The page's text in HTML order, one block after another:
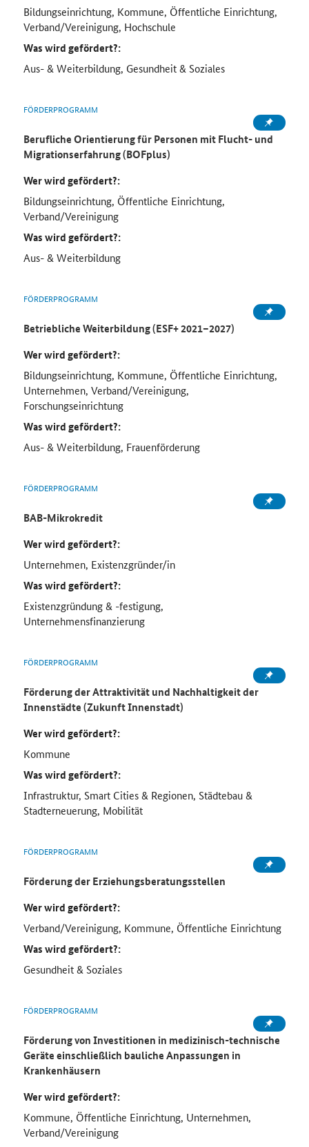
Bildungseinrichtung, Kommune, Öffentliche Einrichtung,
Verband/Vereinigung, Hochschule
Was wird gefördert?:
Aus- & Weiterbildung, Gesundheit & Soziales
FÖRDERPROGRAMM
Berufliche Orientierung für Personen mit Flucht- und
Migrationserfahrung (BOFplus)
Wer wird gefördert?:
Bildungseinrichtung, Öffentliche Einrichtung,
Verband/Vereinigung
Was wird gefördert?:
Aus- & Weiterbildung
FÖRDERPROGRAMM
Betriebliche Weiterbildung (ESF+ 2021–2027)
Wer wird gefördert?:
Bildungseinrichtung, Kommune, Öffentliche Einrichtung,
Unternehmen, Verband/Vereinigung,
Forschungseinrichtung
Was wird gefördert?:
Aus- & Weiterbildung, Frauenförderung
FÖRDERPROGRAMM
BAB-Mikrokredit
Wer wird gefördert?:
Unternehmen, Existenzgründer/in
Was wird gefördert?:
Existenzgründung & -festigung,
Unternehmensfinanzierung
FÖRDERPROGRAMM
Förderung der Attraktivität und Nachhaltigkeit der
Innenstädte (Zukunft Innenstadt)
Wer wird gefördert?:
Kommune
Was wird gefördert?:
Infrastruktur, Smart Cities & Regionen, Städtebau &
Stadterneuerung, Mobilität
FÖRDERPROGRAMM
Förderung der Erziehungsberatungsstellen
Wer wird gefördert?:
Verband/Vereinigung, Kommune, Öffentliche Einrichtung
Was wird gefördert?:
Gesundheit & Soziales
FÖRDERPROGRAMM
Förderung von Investitionen in medizinisch-technische
Geräte einschließlich bauliche Anpassungen in
Krankenhäusern
Wer wird gefördert?:
Kommune, Öffentliche Einrichtung, Unternehmen,
Verband/Vereinigung